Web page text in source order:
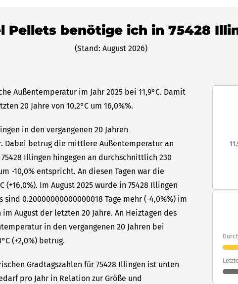
Pellets benötige ich in 75428
(Stand: August 2026)
Außentemperatur im Jahr 2025 bei 11,9°C. Damit
20 Jahre von 10,2°C um 16,0%%.
in den vergangenen 20 Jahren
Dabei betrug die mittlere Außentemperatur an
Illingen hingegen an durchschnittlich 230
-10,0% entspricht. An diesen Tagen war die
Im August 2025 wurde in 75428 Illingen
0.20000000000000018 Tage mehr (-4,0%%) im
August der letzten 20 Jahre. An Heiztagen des
in den vergangenen 20 Jahren bei
(+2,0%) betrug.
Gradtagszahlen für 75428 Illingen ist unten
pro Jahr in Relation zur Größe und